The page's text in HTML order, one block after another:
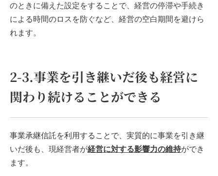
のときに備えた設定をすることで、経営の停滞や手続き
による時間のロスを防ぐなど、経営の空白期間を避けら
れます。
2-3.事業を引き継いだ後も経営に
関わり続けることができる
事業承継信託を利用することで、 実質的に事業を引き継
いだ後も、現経営者が経営に対する影響力の維持ができ
ます。